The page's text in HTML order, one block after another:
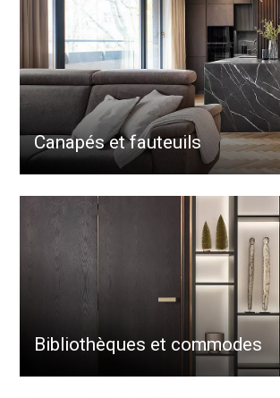
Canapés et fauteuils
Bibliothèques et commodes